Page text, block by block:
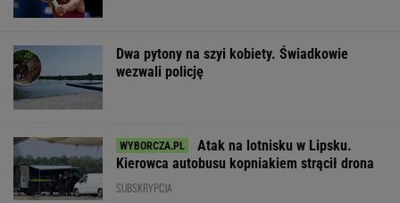
Dwa pytony na szyi kobiety. Świadkowie
wezwali policję
Atak na lotnisku w Lipsku.
Kierowca autobusu kopniakiem strącił drona
SUBSKRYPCJA